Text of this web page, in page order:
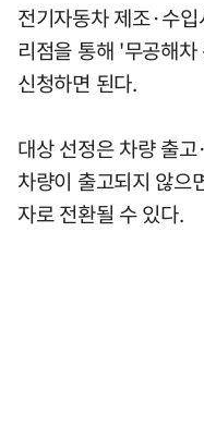
전기자동차 제조·수
리점을 통해 '무공해
신청하면 된다.
대상 선정은 차량 출
차량이 출고되지 않으
자로 전환될 수 있다.